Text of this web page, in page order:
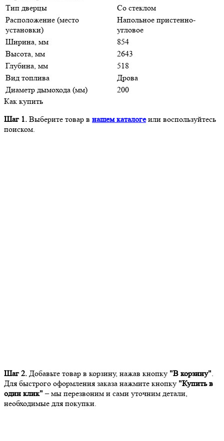
Тип дверцы
Со стеклом
Расположение (место
установки)
Напольное пристенно-
угловое
Ширина, мм
854
Высота, мм
2643
Глубина, мм
518
Вид топлива
Дрова
Диаметр дымохода (мм)
200
Как купить
Шаг 1. Выберите товар в нашем каталогеили воспользуйтесь
поиском.
Шаг 2. Добавьте товар в корзину, нажав кнопку "В корзину".
Для быстрого оформления заказа нажмите кнопку "Купить в
один клик" – мы перезвоним и сами уточним детали,
необходимые для покупки.